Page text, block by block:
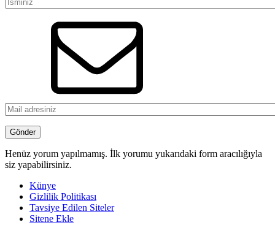
Henüz yorum yapılmamış. İlk yorumu yukarıdaki form aracılığıyla
siz yapabilirsiniz.
Künye
Gizlilik Politikası
Tavsiye Edilen Siteler
Sitene Ekle